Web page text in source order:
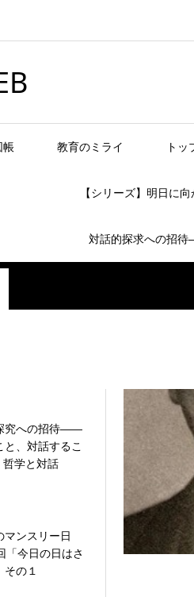
帳 教育のミライ トッ
【シリーズ】明日に
対話的探求への招
究への招待――
と、対話するこ
哲学と対話
マンスリー日
「今日の日はさ
の１